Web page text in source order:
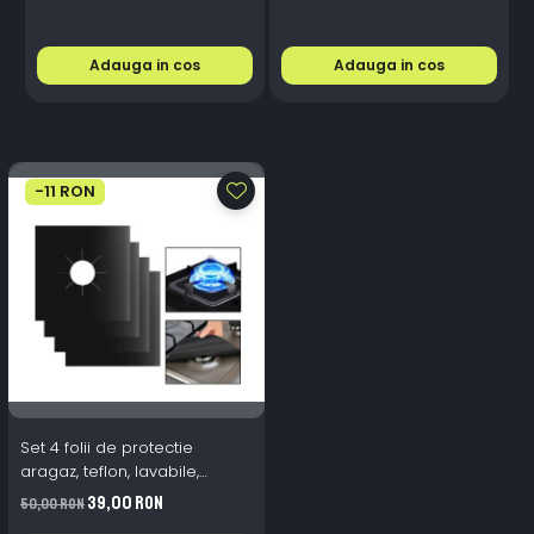
Adauga in cos Adauga in cos
-11 RON
Set 4 folii de protectie
aragaz, teflon, lavabile,
reutilizabile, Negru/Gri
50,00 RON39,00 RON